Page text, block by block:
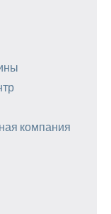
компания